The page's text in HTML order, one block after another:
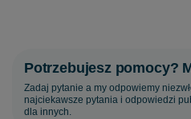
Potrzebujesz pomocy?
Zadaj pytanie a my odpowiemy
najciekawsze pytania i odpowiedzi
dla innych.